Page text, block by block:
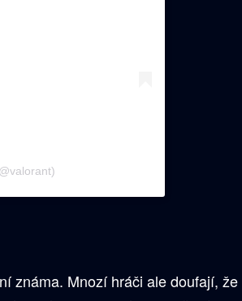
známa. Mnozí hráči ale doufají, že